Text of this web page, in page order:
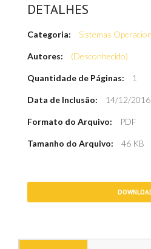
DETALHES
Categoria: Sistemas
Autores: (Desconhecido)
Quantidade de Páginas: 1
Data de Inclusão: 14/12/2016
Formato do Arquivo: PDF
Tamanho do Arquivo: 46 KB